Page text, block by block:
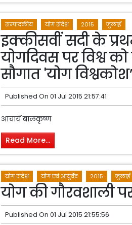
सम्पादकीय योग संदेश 2015 जुलाई
इक्कीसवीं सदी के
योगदिवस पर विश्व
सौगात 'योग विश्वकोश’
Published On 01 Jul 2015 21:57:41
आचार्य बालकृष्ण
Read More...
योग संदेश योग एवं आयुर्वेद 2015 जुलाई
योग की गौरवशाली
Published On 01 Jul 2015 21:55:56